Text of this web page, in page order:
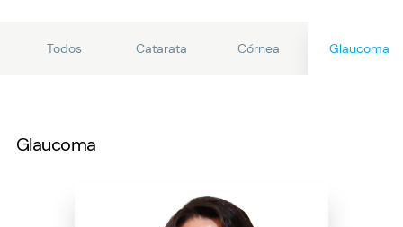
Todos Catarata Córnea Glaucoma
Glaucoma